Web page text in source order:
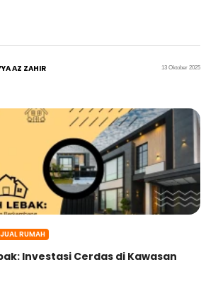
AZ ZAHIR 13 Oktober 2025
RUMAH
Investasi Cerdas di Kawasan